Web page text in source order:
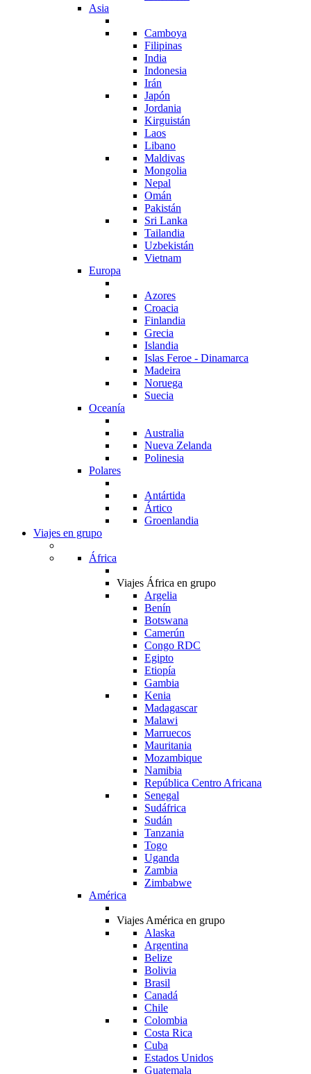
Asia
Camboya
Filipinas
India
Indonesia
Irán
Japón
Jordania
Kirguistán
Laos
Libano
Maldivas
Mongolia
Nepal
Omán
Pakistán
Sri Lanka
Tailandia
Uzbekistán
Vietnam
Europa
Azores
Croacia
Finlandia
Grecia
Islandia
Islas Feroe - Dinamarca
Madeira
Noruega
Suecia
Oceanía
Australia
Nueva Zelanda
Polinesia
Polares
Antártida
Ártico
Groenlandia
Viajes en grupo
África
Viajes África en grupo
Argelia
Benín
Botswana
Camerún
Congo RDC
Egipto
Etiopía
Gambia
Kenia
Madagascar
Malawi
Marruecos
Mauritania
Mozambique
Namibia
República Centro Africana
Senegal
Sudáfrica
Sudán
Tanzania
Togo
Uganda
Zambia
Zimbabwe
América
Viajes América en grupo
Alaska
Argentina
Belize
Bolivia
Brasil
Canadá
Chile
Colombia
Costa Rica
Cuba
Estados Unidos
Guatemala